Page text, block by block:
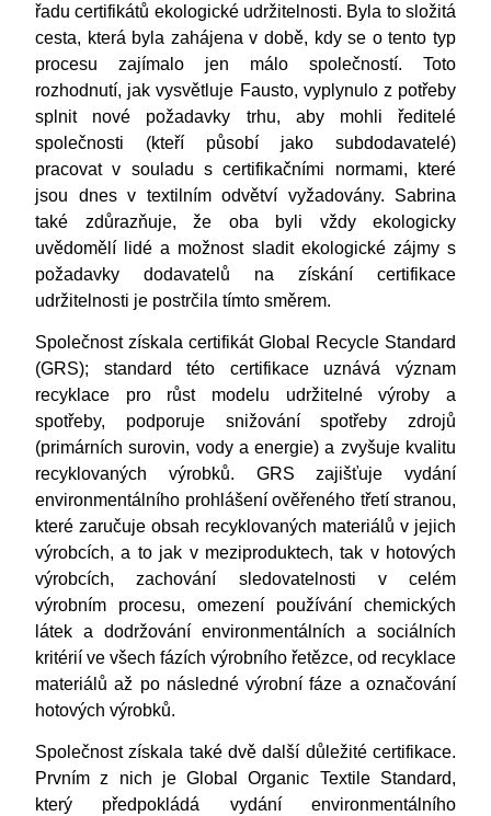
řadu certifikátů ekologické udržitelnosti. Byla to složitá
cesta, která byla zahájena v době, kdy se o tento typ
procesu zajímalo jen málo společností. Toto
rozhodnutí, jak vysvětluje Fausto, vyplynulo z potřeby
splnit nové požadavky trhu, aby mohli ředitelé
společnosti (kteří působí jako subdodavatelé)
pracovat v souladu s certifikačními normami, které
jsou dnes v textilním odvětví vyžadovány. Sabrina
také zdůrazňuje, že oba byli vždy ekologicky
uvědomělí lidé a možnost sladit ekologické zájmy s
požadavky dodavatelů na získání certifikace
udržitelnosti je postrčila tímto směrem.
Společnost získala certifikát Global Recycle Standard
(GRS);
standard této certifikace uznává význam
recyklace pro růst modelu udržitelné výroby a
spotřeby, podporuje snižování spotřeby zdrojů
(primárních surovin, vody a energie) a zvyšuje kvalitu
recyklovaných výrobků. GRS zajišťuje vydání
environmentálního prohlášení ověřeného třetí stranou,
které zaručuje obsah recyklovaných materiálů v jejich
výrobcích, a to jak v meziproduktech, tak v hotových
výrobcích, zachování sledovatelnosti v celém
výrobním procesu, omezení používání chemických
látek a dodržování environmentálních a sociálních
kritérií ve všech fázích výrobního řetězce, od recyklace
materiálů až po následné výrobní fáze a označování
hotových výrobků.
Společnost získala také dvě další důležité certifikace.
Prvním z nich je Global Organic Textile Standard,
který předpokládá vydání environmentálního